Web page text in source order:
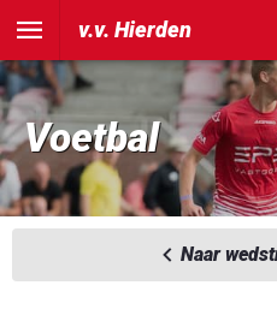
v.v. Hierden
Voetbal
Naar